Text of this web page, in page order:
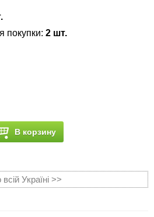
покупки: 2 шт.
В корзину
Україні >>
«Рязаночка»
в палочках
Успех
жука
прусаков,